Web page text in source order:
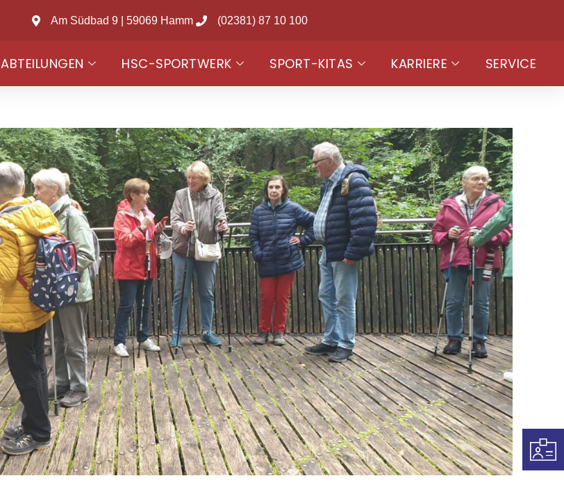
Am Südbad 9 | 59069 Hamm (02381) 87 10 100
ABTEILUNGEN HSC-SPORTWERK SPORT-KITAS KARRIERE SERVICE